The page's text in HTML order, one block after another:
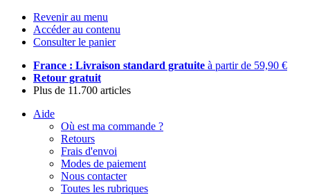
Revenir au menu
Accéder au contenu
Consulter le panier
France : Livraison standard gratuite à partir de 59,90 €
Retour gratuit
Plus de 11.700 articles
Aide
Où est ma commande ?
Retours
Frais d'envoi
Modes de paiement
Nous contacter
Toutes les rubriques